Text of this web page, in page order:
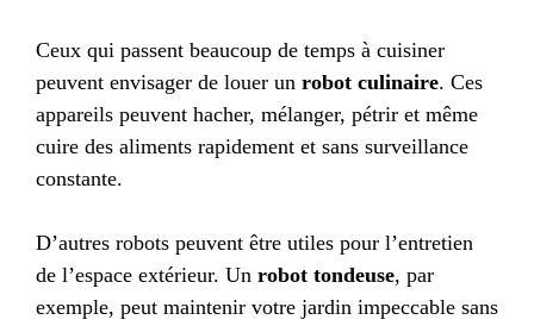
Ceux qui passent beaucoup de temps à cuisiner
peuvent envisager de louer un robot culinaire. Ces
appareils peuvent hacher, mélanger, pétrir et même
cuire des aliments rapidement et sans surveillance
constante.
D’autres robots peuvent être utiles pour l’entretien
de l’espace extérieur. Un robot tondeuse, par
exemple, peut maintenir votre jardin impeccable sans